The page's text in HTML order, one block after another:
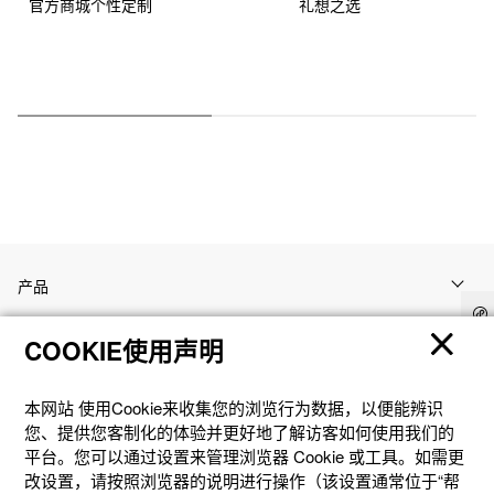
官方商城个性定制 礼想之选
产品
客户支持
资讯
COOKIE使用声明
本网站 使⽤Cookie来收集您的浏览⾏为数据，以便能辨识
您、提供您客制化的体验并更好地了解访客如何使⽤我们的
平台。您可以通过设置来管理浏览器 Cookie 或⼯具。如需更
改设置，请按照浏览器的说明进⾏操作（该设置通常位于“帮